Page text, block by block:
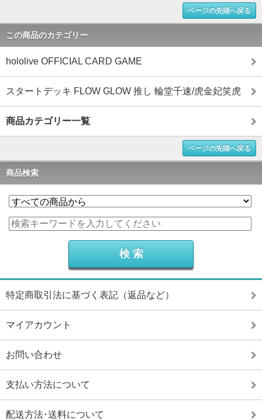
ページの先頭へ戻る
この商品のカテゴリー
hololive OFFICIAL CARD GAME
スタートデッキ FLOW GLOW 推し 輪堂千速/虎金妃笑虎
商品カテゴリー一覧
ページの先頭へ戻る
商品検索
特定商取引法に基づく表記（返品など）
マイアカウント
お問い合わせ
支払い方法について
配送方法･送料について